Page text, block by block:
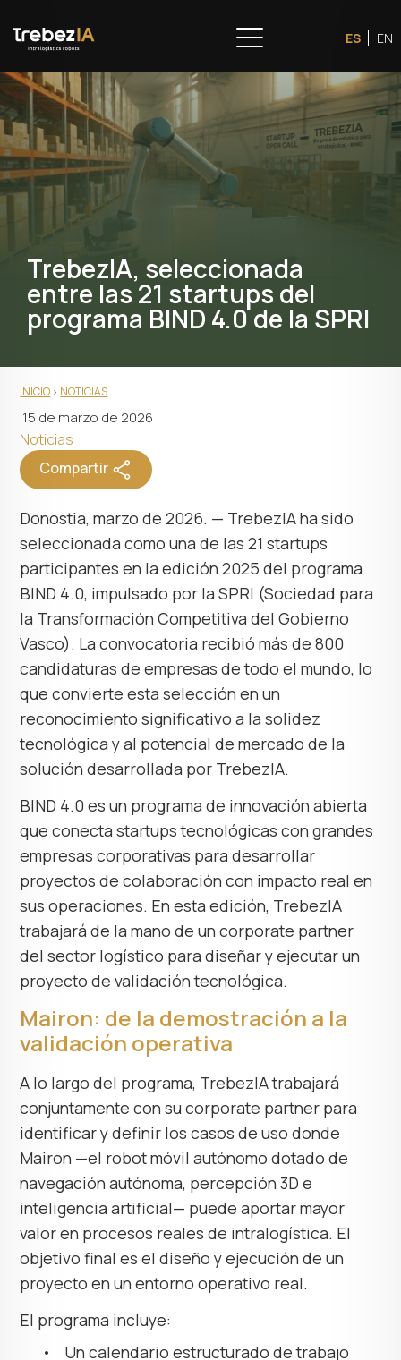
ES EN
TrebezIA, seleccionada
entre las 21 startups del
programa BIND 4.0 de la SPRI
INICIO NOTICIAS
15 de marzo de 2026
Noticias
Compartir
Donostia, marzo de 2026. — TrebezIA ha sido
seleccionada como una de las 21 startups
participantes en la edición 2025 del programa
BIND 4.0, impulsado por la SPRI (Sociedad para
la Transformación Competitiva del Gobierno
Vasco). La convocatoria recibió más de 800
candidaturas de empresas de todo el mundo, lo
que convierte esta selección en un
reconocimiento significativo a la solidez
tecnológica y al potencial de mercado de la
solución desarrollada por TrebezIA.
BIND 4.0 es un programa de innovación abierta
que conecta startups tecnológicas con grandes
empresas corporativas para desarrollar
proyectos de colaboración con impacto real en
sus operaciones. En esta edición, TrebezIA
trabajará de la mano de un corporate partner
del sector logístico para diseñar y ejecutar un
proyecto de validación tecnológica.
Mairon: de la demostración a la
validación operativa
A lo largo del programa, TrebezIA trabajará
conjuntamente con su corporate partner para
identificar y definir los casos de uso donde
Mairon —el robot móvil autónomo dotado de
navegación autónoma, percepción 3D e
inteligencia artificial— puede aportar mayor
valor en procesos reales de intralogística. El
objetivo final es el diseño y ejecución de un
proyecto en un entorno operativo real.
El programa incluye:
•
Un calendario estructurado de trabajo